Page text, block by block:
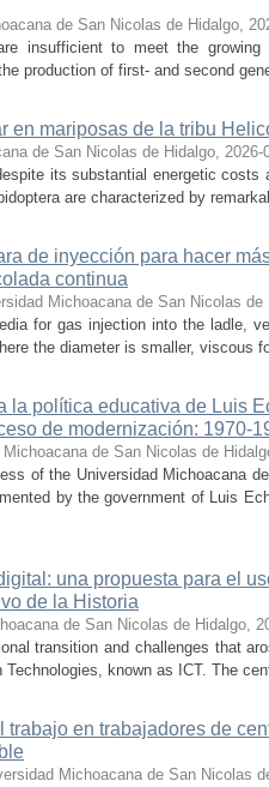
de San Nicolas de Hidalgo,
insufficient to meet the
production of first- and second
en mariposas de la tribu
de San Nicolas de Hidalgo, 2026-
its substantial energetic
are characterized by
de inyección para hacer
continua
Michoacana de San Nicolas de
for gas injection into the ladle,
the diameter is smaller, viscous
la política educativa de Luis
de modernización: 1970-
Michoacana de San Nicolas de
of the Universidad Michoacana
by the government of Luis
una propuesta para el
de la Historia
de San Nicolas de Hidalgo,
transition and challenges that
known as ICT. The
en trabajadores de
Michoacana de San Nicolas